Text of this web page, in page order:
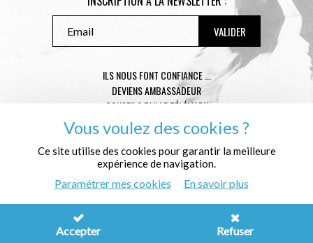
ILS NOUS FONT CONFIANCE ...
DEVIENS AMBASSADEUR
CONSEILS TAILLE TÉLÉMARK
CONDITIONS GÉNÉRALES DE VENTE
MENTIONS LÉGALES
POLITIQUE DE CONFIDENTIALITÉ
QUI SOMMES NOUS ?
Pure Illusion
Vous voulez des cookies ?
Ce site utilise des cookies pour garantir la meilleure
expérience de navigation.
Paramétrer mes cookies En savoir plus
Accepter Refuser